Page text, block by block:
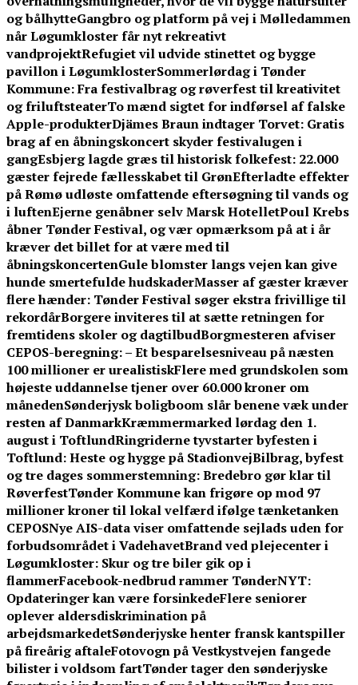
og bålhytteGangbro og platform på vej i Mølledammen
når Løgumkloster får nyt rekreativt
vandprojektRefugiet vil udvide stinettet og bygge
pavillon i LøgumklosterSommerlørdag i Tønder
Kommune: Fra festivalbrag og røverfest til kreativitet
og friluftsteaterTo mænd sigtet for indførsel af falske
Apple-produkterDjämes Braun indtager Torvet: Gratis
brag af en åbningskoncert skyder festivalugen i
gangEsbjerg lagde græs til historisk folkefest: 22.000
gæster fejrede fællesskabet til GrønEfterladte effekter
på Rømø udløste omfattende eftersøgning til vands og
i luftenEjerne genåbner selv Marsk HotelletPoul Krebs
åbner Tønder Festival, og vær opmærksom på at i år
kræver det billet for at være med til
åbningskoncertenGule blomster langs vejen kan give
hunde smertefulde hudskaderMasser af gæster kræver
flere hænder: Tønder Festival søger ekstra frivillige til
rekordårBorgere inviteres til at sætte retningen for
fremtidens skoler og dagtilbudBorgmesteren afviser
CEPOS-beregning: – Et besparelsesniveau på næsten
100 millioner er urealistiskFlere med grundskolen som
højeste uddannelse tjener over 60.000 kroner om
månedenSønderjysk boligboom slår benene væk under
resten af DanmarkKræmmermarked lørdag den 1.
august i ToftlundRingriderne tyvstarter byfesten i
Toftlund: Heste og hygge på StadionvejBilbrag, byfest
og tre dages sommerstemning: Bredebro gør klar til
RøverfestTønder Kommune kan frigøre op mod 97
millioner kroner til lokal velfærd ifølge tænketanken
CEPOSNye AIS-data viser omfattende sejlads uden for
forbudsområdet i VadehavetBrand ved plejecenter i
Løgumkloster: Skur og tre biler gik op i
flammerFacebook-nedbrud rammer TønderNYT:
Opdateringer kan være forsinkedeFlere seniorer
oplever aldersdiskrimination på
arbejdsmarkedetSønderjyske henter fransk kantspiller
på fireårig aftaleFotovogn på Vestkystvejen fangede
bilister i voldsom fartTønder tager den sønderjyske